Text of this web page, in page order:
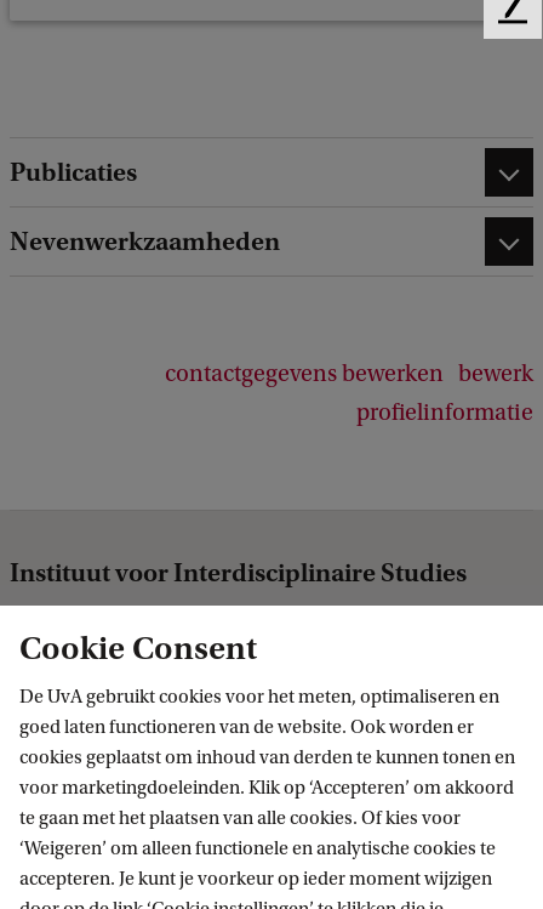
Publicaties
Nevenwerkzaamheden
contactgegevens bewerken bewerk
profielinformatie
Instituut voor Interdisciplinaire Studies
Over het IIS
Wie zijn we?
Onderwijsvisie
Hoe we werken
Interdisciplinair onderwijs
Cookie Consent
De UvA gebruikt cookies voor het meten, optimaliseren en
goed laten functioneren van de website. Ook worden er
cookies geplaatst om inhoud van derden te kunnen tonen en
voor marketingdoeleinden. Klik op ‘Accepteren’ om akkoord
te gaan met het plaatsen van alle cookies. Of kies voor
‘Weigeren’ om alleen functionele en analytische cookies te
accepteren. Je kunt je voorkeur op ieder moment wijzigen
F
a
c